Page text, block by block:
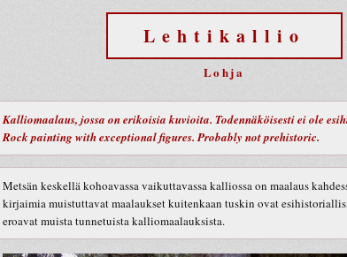
Lehtikallio
Lohja
Kalliomaalaus, jossa on erikoisia kuvioita. Todennäköisesti ei ole
Rock painting with exceptional figures. Probably not prehistoric.
Metsän keskellä kohoavassa vaikuttavassa kalliossa on maalaus
kirjaimia muistuttavat maalaukset kuitenkaan tuskin ovat
eroavat muista tunnetuista kalliomaalauksista.